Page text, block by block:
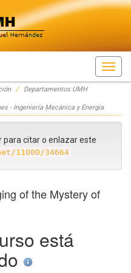
Departamentos UMH
- Ingeniería Mecánica y Energía
para citar o enlazar este
11000/34664
of the Mystery of
está